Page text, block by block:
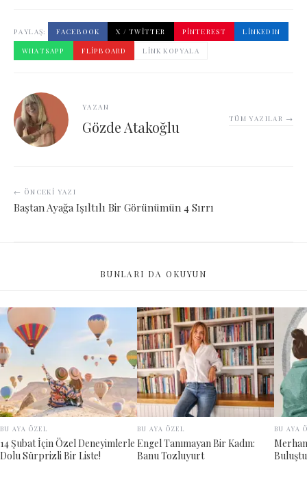
PAYLAŞ: FACEBOOK X / TWITTER PINTEREST
LINKEDIN
WHATSAPP
FLIPBOARD LINK KOPYALA
YAZAN
Gözde Atakoğlu TÜM YAZILAR →
← ÖNCEKI YAZI
Baştan Ayağa Işıltılı Bir Görünümün 4 Sırrı
BUNLARI DA OKUYUN
BU AYA ÖZEL
14 Şubat İçin Özel Deneyimlerle
Dolu Sürprizli Bir Liste!
BU AYA ÖZEL
Engel Tanımayan Bir Kadın:
Banu Tozluyurt
BU AYA